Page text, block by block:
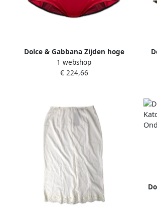
Dolce & Gabbana Zijden hoge
tailleslip Red Dames
1 webshop
€ 224,66